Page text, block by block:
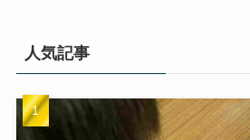
人気記事